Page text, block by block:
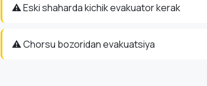
⚠️ Eski shaharda kichik evakuator kerak
⚠️ Chorsu bozoridan evakuatsiya